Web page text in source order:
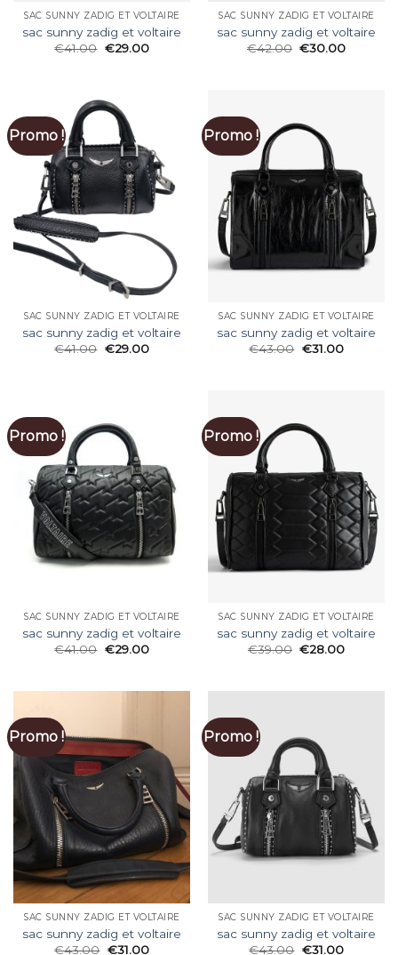
SAC SUNNY ZADIG ET VOLTAIRE
sac sunny zadig et voltaire
€41.00 €29.00
SAC SUNNY ZADIG ET VOLTAIRE
sac sunny zadig et voltaire
€42.00 €30.00
Promo !
SAC SUNNY ZADIG ET VOLTAIRE
sac sunny zadig et voltaire
€41.00 €29.00
Promo !
SAC SUNNY ZADIG ET VOLTAIRE
sac sunny zadig et voltaire
€43.00 €31.00
Promo !
SAC SUNNY ZADIG ET VOLTAIRE
sac sunny zadig et voltaire
€41.00 €29.00
Promo !
SAC SUNNY ZADIG ET VOLTAIRE
sac sunny zadig et voltaire
€39.00 €28.00
Promo !
SAC SUNNY ZADIG ET VOLTAIRE
sac sunny zadig et voltaire
€43.00 €31.00
Promo !
SAC SUNNY ZADIG ET VOLTAIRE
sac sunny zadig et voltaire
€43.00 €31.00